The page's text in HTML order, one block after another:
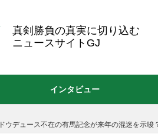
真剣勝負の真実に切り込む
ニュースサイトGJ
ドウデュース不在の有馬記念が来年の混迷を示唆
インタビュー